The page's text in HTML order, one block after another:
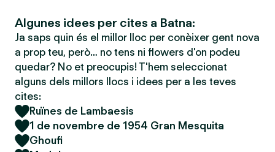
Algunes idees per cites a Batna:
Ja saps quin és el millor lloc per conèixer gent nova
a prop teu, però… no tens ni flowers d'on podeu
quedar? No et preocupis! T'hem seleccionat
alguns dels millors llocs i idees per a les teves
cites:
Ruïnes de Lambaesis
1 de novembre de 1954 Gran Mesquita
Ghoufi